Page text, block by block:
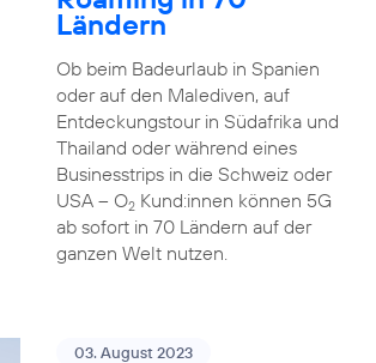
Ländern
Ob beim Badeurlaub in Spanien
oder auf den Malediven, auf
Entdeckungstour in Südafrika und
Thailand oder während eines
Businesstrips in die Schweiz oder
USA – O2Kund:innen können 5G
ab sofort in 70 Ländern auf der
ganzen Welt nutzen.
03. August 2023